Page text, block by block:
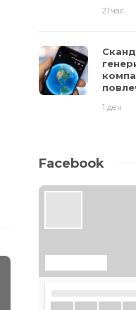
21 час
1 ден
Facebook